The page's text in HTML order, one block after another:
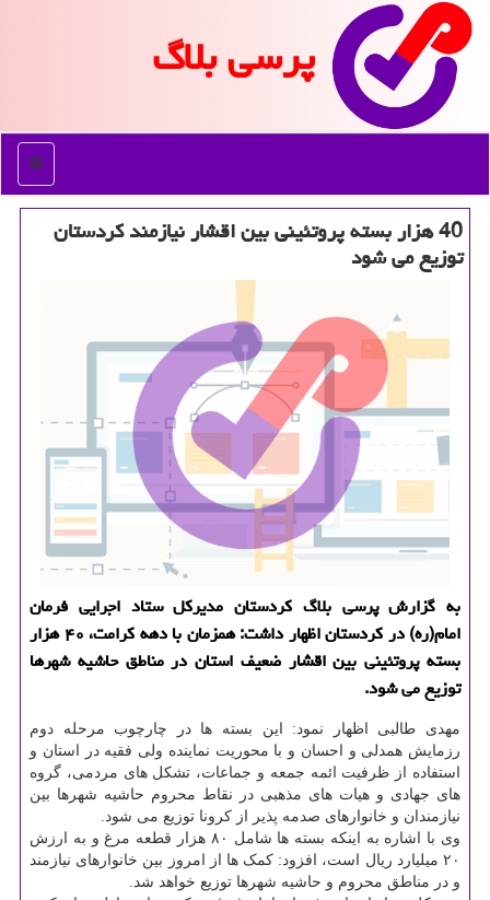
پرسی بلاگ
منو
40 هزار بسته پروتئینی بین اقشار نیازمند كردستان
توزیع می شود
به گزارش پرسی بلاگ كردستان مدیركل ستاد اجرایی فرمان
امام(ره) در كردستان اظهار داشت: همزمان با دهه كرامت، ۴۰ هزار
بسته پروتئینی بین اقشار ضعیف استان در مناطق حاشیه شهرها
توزیع می شود.
مهدی طالبی اظهار نمود: این بسته ها در چارچوب مرحله دوم
رزمایش همدلی و احسان و با محوریت نماینده ولی فقیه در استان و
استفاده از ظرفیت ائمه جمعه و جماعات، تشکل های مردمی، گروه
های جهادی و هیات های مذهبی در نقاط محروم حاشیه شهرها بین
نیازمندان و خانوارهای صدمه پذیر از کرونا توزیع می شود.
وی با اشاره به اینکه بسته ها شامل ۸۰ هزار قطعه مرغ و به ارزش
۲۰ میلیارد ریال است، افزود: کمک ها از امروز بین خانوارهای نیازمند
و در مناطق محروم و حاشیه شهرها توزیع خواهد شد.